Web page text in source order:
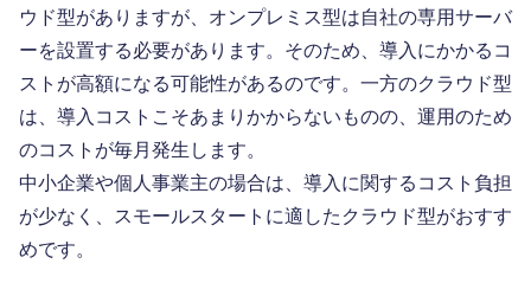
ウド型がありますが、オンプレミス型は自社の専用サーバ
ーを設置する必要があります。そのため、導入にかかるコ
ストが高額になる可能性があるのです。一方のクラウド型
は、導入コストこそあまりかからないものの、運用のため
のコストが毎月発生します。
中小企業や個人事業主の場合は、導入に関するコスト負担
が少なく、スモールスタートに適したクラウド型がおすす
めです。